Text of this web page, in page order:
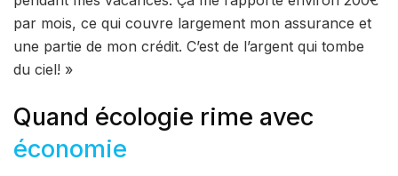
par mois, ce qui couvre largement mon assurance et
une partie de mon crédit. C’est de l’argent qui tombe
du ciel! »
Quand écologie rime avec
économie